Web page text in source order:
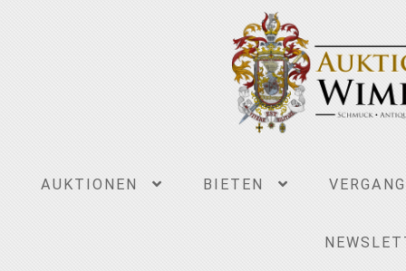
AUKTIONEN BIETEN